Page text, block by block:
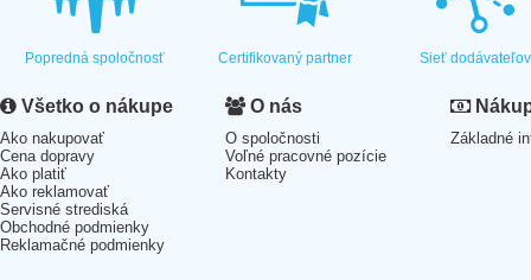
Popredná spoločnosť Certifikovaný partner Sieť dodávateľov
Všetko o nákupe
Ako nakupovať
Cena dopravy
Ako platiť
Ako reklamovať
Servisné strediská
Obchodné podmienky
Reklamačné podmienky
O nás
O spoločnosti
Voľné pracovné pozície
Kontakty
Základné